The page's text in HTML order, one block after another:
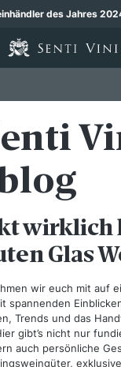
Weinhändler des
Glas
wir euch mit auf
spannenden
Trends und das
gibt’s nicht nur
auch persönliche